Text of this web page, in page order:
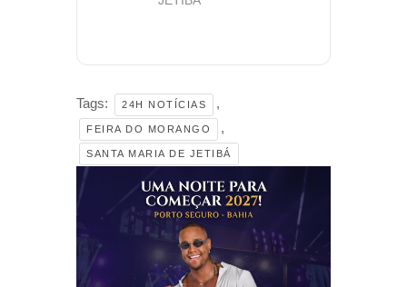
Tags: 24H NOTÍCIAS ,
FEIRA DO MORANGO ,
SANTA MARIA DE JETIBÁ